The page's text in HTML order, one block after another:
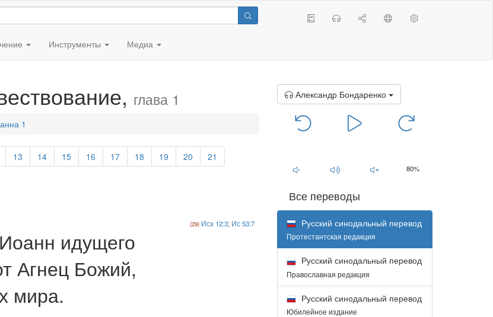
Инструменты Медиа
глава 1
1
13 14 15 16 17 18 19 20 21
идущего
Агнец Божий,
мира.
Исх 12:3; Ис 53:7
Александр Бондаренко
80%
Все переводы
Русский синодальный перевод
Протестантская редакция
Русский синодальный перевод
Православная редакция
Русский синодальный перевод
Юбилейное издание